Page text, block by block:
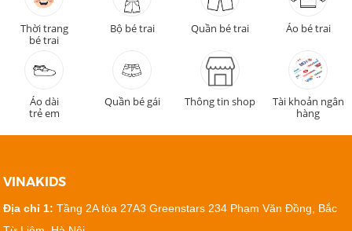
Thời trang
bé trai
Bộ bé trai Quần bé trai Áo bé trai
Áo dài
trẻ em
Quần bé gái Thông tin shop
Tài khoản ngân
hàng
VINAKIDS
Địa chỉ 1: Tầng 2A tòa 27A3 Greenstars 234 Phạm Văn Đồng, Bắc